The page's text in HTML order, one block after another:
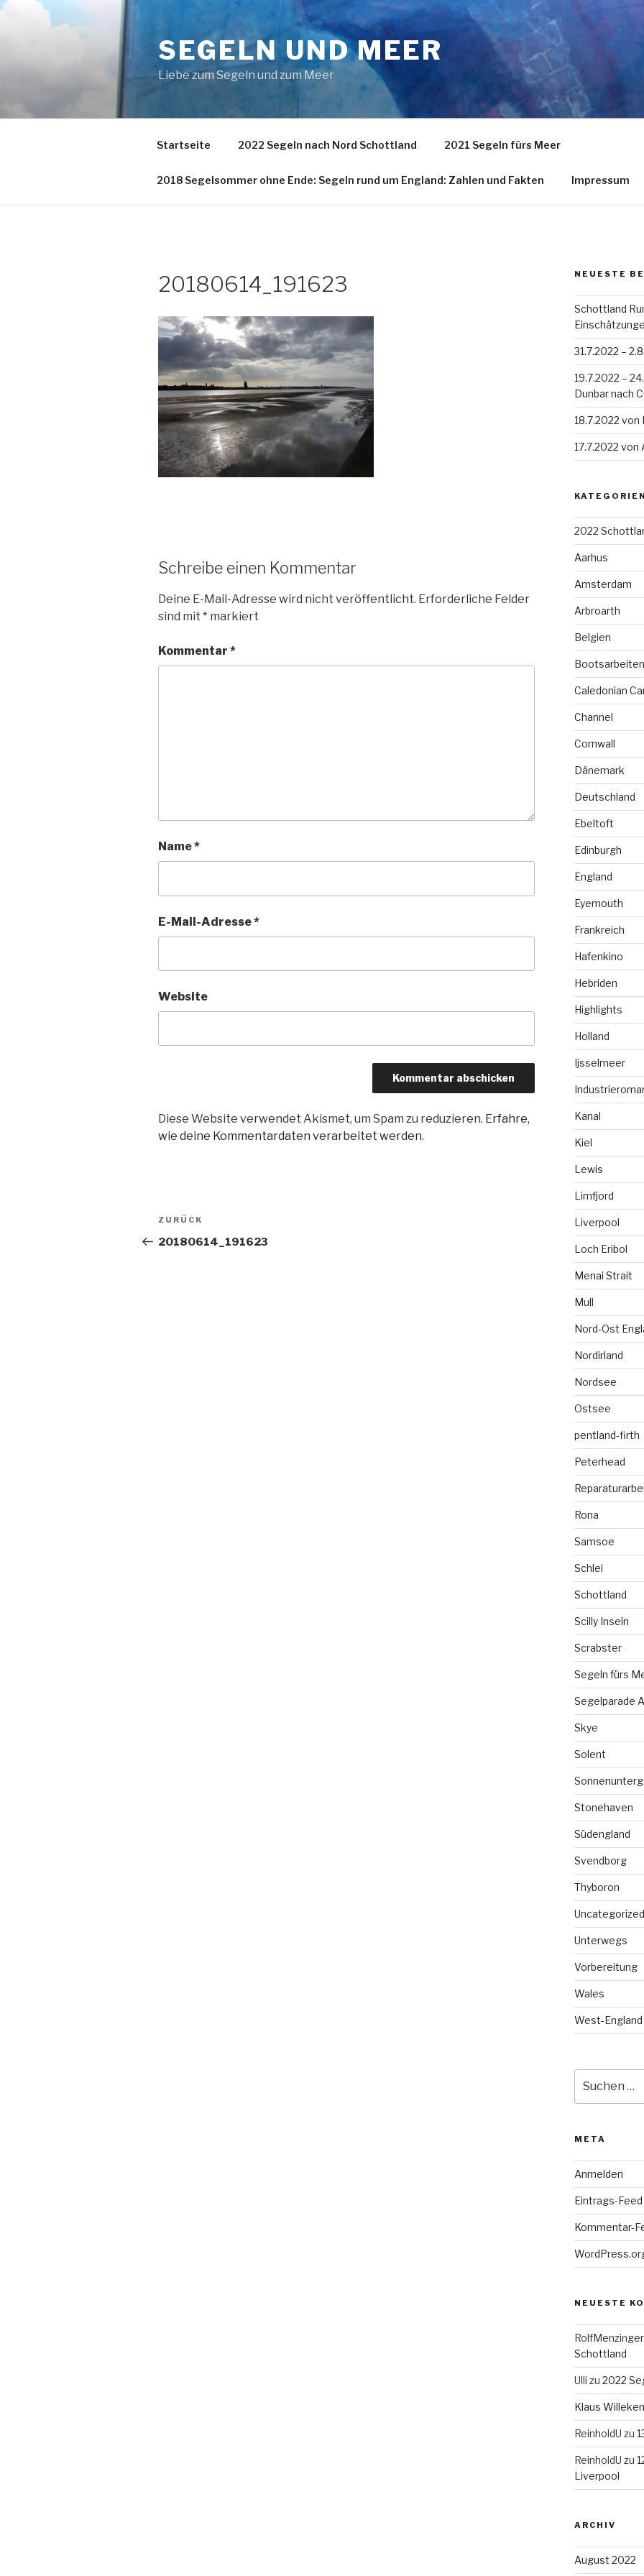
Zum
SEGELN UND MEER
Liebe zum Segeln und zum Meer
Startseite 2022 Segeln nach Nord Schottland 2021 Segeln fürs Meer
2018 Segelsommer ohne Ende: Segeln rund um England: Zahlen und Fakten Impressum
20180614_191623
Schreibe einen Kommentar
Deine E-Mail-Adresse wird nicht veröffentlicht. Erforderliche Felder
sind mit * markiert
Kommentar *
Name*
E-Mail-Adresse*
Website
Diese Website verwendet Akismet, um Spam zu reduzieren. Erfahre,
wie deine Kommentardaten verarbeitet werden.
Beitragsnavigation
Vorheriger
Beitrag
ZURÜCK
20180614_191623
NEUESTE
Schottland
31.7.2022 –
19.7.2022 –
Dunbar nach
18.7.2022 von
17.7.2022
2022
Aarhus
Amsterdam
Arbroarth
Belgien
Bootsarbeiten
Caledonian
Channel
Cornwall
Dänemark
Deutschland
Ebeltoft
Edinburgh
England
Eyemouth
Frankreich
Hafenkino
Hebriden
Highlights
Holland
Ijsselmeer
Kanal
Kiel
Lewis
Limfjord
Liverpool
Loch Eribol
Menai Strait
Mull
Nord-Ost
Nordirland
Nordsee
Ostsee
pentland-firth
Peterhead
Rona
Samsoe
Schlei
Schottland
Scilly Inseln
Scrabster
Segeln fürs
Segelparade
Skye
Solent
Stonehaven
Südengland
Svendborg
Thyboron
Uncategorized
Unterwegs
Vorbereitung
Wales
West-England
nach:
META
Anmelden
Eintrags-Feed
Kommentar-
NEUESTE
RolfMenzinger
Schottland
Ulli zu 2022
Klaus
ReinholdU zu
ReinholdU zu
Liverpool
ARCHIV
August 2022